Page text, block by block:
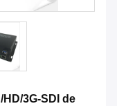
3G-SDI de